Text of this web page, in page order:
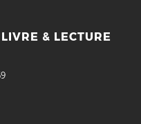
& LECTURE